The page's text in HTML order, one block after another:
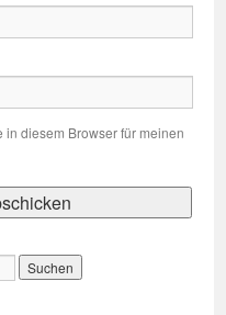
diesem Browser für meinen